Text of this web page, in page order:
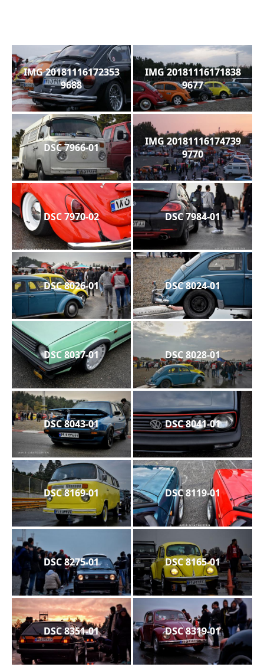
20181116171838 IMG
9677
20181116172353 IMG
9688
20181116174739 IMG
9770
DSC 7966-01
DSC 7984-01
DSC 7970-02
DSC 8024-01
DSC 8026-01
DSC 8028-01
DSC 8037-01
DSC 8041-01
DSC 8043-01
DSC 8119-01
DSC 8169-01
DSC 8165-01
DSC 8275-01
DSC 8319-01
DSC 8351-01